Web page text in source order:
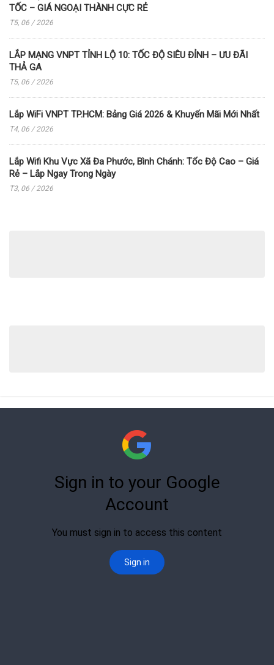
TỐC – GIÁ NGOẠI THÀNH CỰC RẺ
T5, 06 / 2026
LẮP MẠNG VNPT TỈNH LỘ 10: TỐC ĐỘ SIÊU ĐỈNH – ƯU ĐÃI
THẢ GA
T5, 06 / 2026
Lắp WiFi VNPT TP.HCM: Bảng Giá 2026 & Khuyến Mãi Mới Nhất
T4, 06 / 2026
Lắp Wifi Khu Vực Xã Đa Phước, Bình Chánh: Tốc Độ Cao – Giá
Rẻ – Lắp Ngay Trong Ngày
T3, 06 / 2026